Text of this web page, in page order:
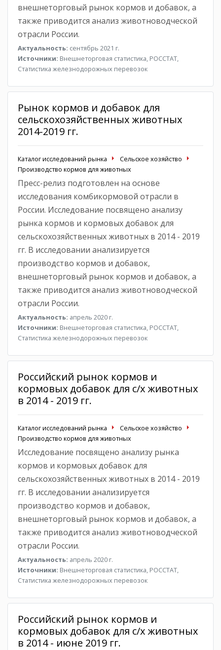
внешнеторговый рынок кормов и добавок, а
также приводится анализ животноводческой
отрасли России.
Актуальность: сентябрь 2021 г.
Источники: Внешнеторговая статистика, РОССТАТ,
Статистика железнодорожных перевозок
Рынок кормов и добавок для
сельскохозяйственных животных
2014-2019 гг.
Каталог исследований рынка
Сельское хозяйство
Производство кормов для животных
Пресс-релиз подготовлен на основе
исследования комбикормовой отрасли в
России. Исследование посвящено анализу
рынка кормов и кормовых добавок для
сельскохозяйственных животных в 2014 - 2019
гг. В исследовании анализируется
производство кормов и добавок,
внешнеторговый рынок кормов и добавок, а
также приводится анализ животноводческой
отрасли России.
Актуальность: апрель 2020 г.
Источники: Внешнеторговая статистика, РОССТАТ,
Статистика железнодорожных перевозок
Российский рынок кормов и
кормовых добавок для с/х животных
в 2014 - 2019 гг.
Каталог исследований рынка
Сельское хозяйство
Производство кормов для животных
Исследование посвящено анализу рынка
кормов и кормовых добавок для
сельскохозяйственных животных в 2014 - 2019
гг. В исследовании анализируется
производство кормов и добавок,
внешнеторговый рынок кормов и добавок, а
также приводится анализ животноводческой
отрасли России.
Актуальность: апрель 2020 г.
Источники: Внешнеторговая статистика, РОССТАТ,
Статистика железнодорожных перевозок
Российский рынок кормов и
кормовых добавок для с/х животных
в 2014 - июне 2019 гг.